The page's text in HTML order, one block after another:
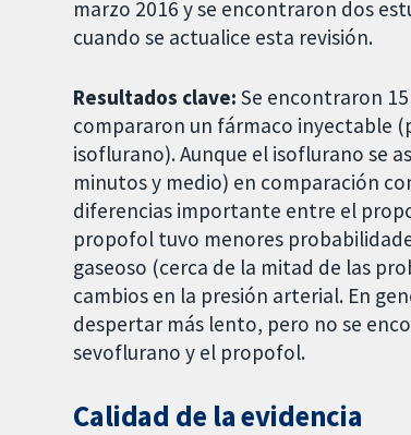
marzo 2016 y se encontraron dos
cuando se actualice esta revisión.
Resultados clave:Se encontraron
compararon un fármaco inyectable
isoflurano). Aunque el isoflurano se
minutos y medio) en comparación
diferencias importante entre el
propofol tuvo menores
gaseoso (cerca de la mitad de las
cambios en la presión arterial. En
despertar más lento, pero no se
sevoflurano y el propofol.
Calidad de la evidencia